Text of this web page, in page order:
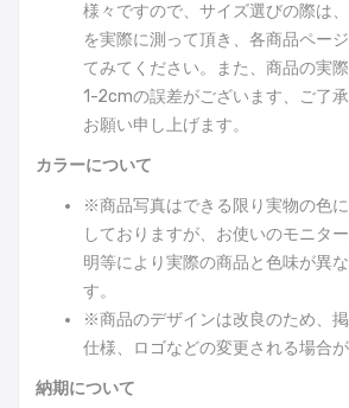
様々ですので、サイズ選びの際は
を実際に測って頂き、各商品ペー
てみてください。また、商品の実際
1-2cmの誤差がございます、ご了
お願い申し上げます。
カラーについて
※商品写真はできる限り実物の色
しておりますが、お使いのモニタ
明等により実際の商品と色味が異
す。
※商品のデザインは改良のため、
仕様、ロゴなどの変更される場合が
納期について